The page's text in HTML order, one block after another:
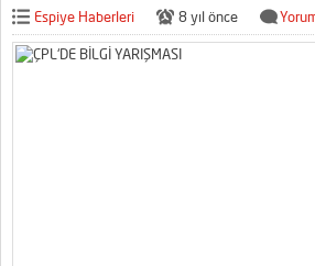
Espiye Haberleri 8 yıl önce